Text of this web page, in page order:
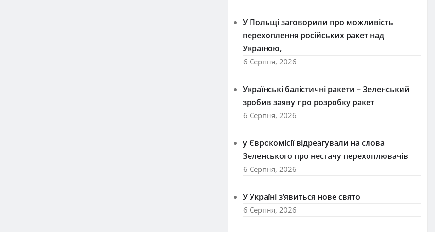
У Польщі заговорили про можливість
перехоплення російських ракет над
Україною,
6 Серпня, 2026
Українські балістичні ракети – Зеленський
зробив заяву про розробку ракет
6 Серпня, 2026
у Єврокомісії відреагували на слова
Зеленського про нестачу перехоплювачів
6 Серпня, 2026
У Україні з’явиться нове свято
6 Серпня, 2026